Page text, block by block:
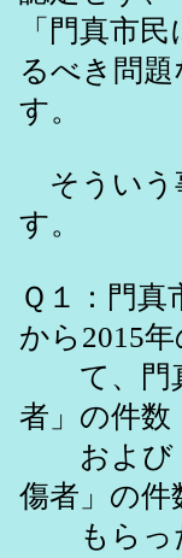
「門真市
るべき問
す。
そういう
す。
Ｑ１：門
から2015
て、門真
者」の件数
および「
傷者」の件
もらった